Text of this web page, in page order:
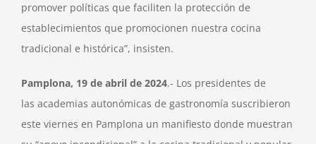
promover políticas que faciliten la protección de
establecimientos que promocionen nuestra cocina
tradicional e histórica”, insisten.
Pamplona, 19 de abril de 2024.- Los presidentes de
las academias autonómicas de gastronomía suscribieron
este viernes en Pamplona un manifiesto donde muestran